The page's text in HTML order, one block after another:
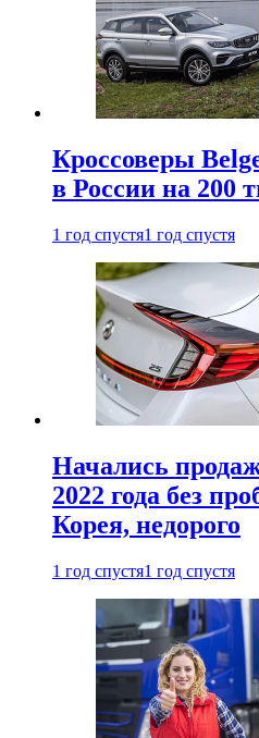
Кроссоверы
в России на 200
1 год спустя1 год спустя
Начались
2022 года без
Корея, недорого
1 год спустя1 год спустя